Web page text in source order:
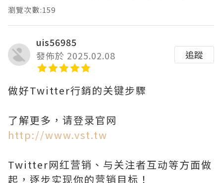
瀏覽次數:159
uis56985
發佈於 2025.02.08
追蹤
做好Twitter行銷的关键步驟
了解更多，请登录官网
http://www.vst.tw
Twitter网红营销、与关注者互动等方面做
起，逐步实现你的营销目标！